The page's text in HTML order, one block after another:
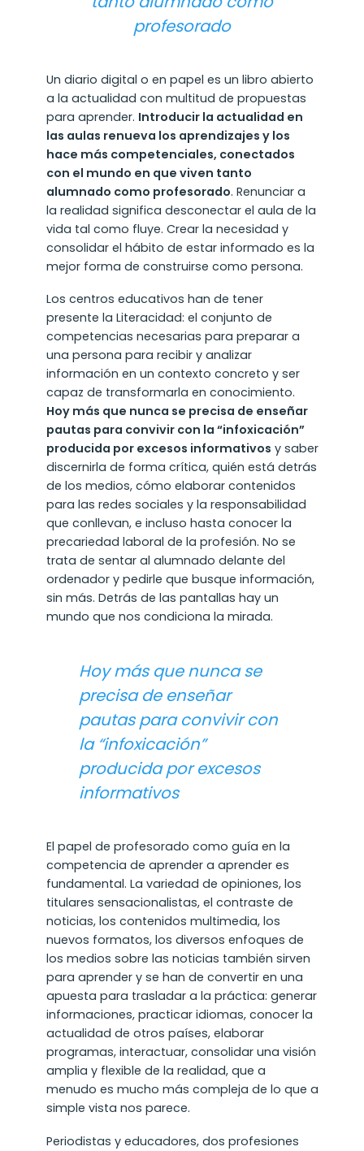
profesorado
Un diario digital o en papel es un libro abierto
a la actualidad con multitud de propuestas
para aprender. Introducir la actualidad en
las aulas renueva los aprendizajes y los
hace más competenciales, conectados
con el mundo en que viven tanto
alumnado como profesorado. Renunciar a
la realidad significa desconectar el aula de la
vida tal como fluye. Crear la necesidad y
consolidar el hábito de estar informado es la
mejor forma de construirse como persona.
Los centros educativos han de tener
presente la Literacidad: el conjunto de
competencias necesarias para preparar a
una persona para recibir y analizar
información en un contexto concreto y ser
capaz de transformarla en conocimiento.
Hoy más que nunca se precisa de enseñar
pautas para convivir con la “infoxicación”
producida por excesos informativos y saber
discernirla de forma crítica, quién está detrás
de los medios, cómo elaborar contenidos
para las redes sociales y la responsabilidad
que conllevan, e incluso hasta conocer la
precariedad laboral de la profesión. No se
trata de sentar al alumnado delante del
ordenador y pedirle que busque información,
sin más. Detrás de las pantallas hay un
mundo que nos condiciona la mirada.
Hoy más que nunca se
precisa de enseñar
pautas para convivir con
la “infoxicación”
producida por excesos
informativos
El papel de profesorado como guía en la
competencia de aprender a aprender es
fundamental. La variedad de opiniones, los
titulares sensacionalistas, el contraste de
noticias, los contenidos multimedia, los
nuevos formatos, los diversos enfoques de
los medios sobre las noticias también sirven
para aprender y se han de convertir en una
apuesta para trasladar a la práctica: generar
informaciones, practicar idiomas, conocer la
actualidad de otros países, elaborar
programas, interactuar, consolidar una visión
amplia y flexible de la realidad, que a
menudo es mucho más compleja de lo que a
simple vista nos parece.
Periodistas y educadores, dos profesiones